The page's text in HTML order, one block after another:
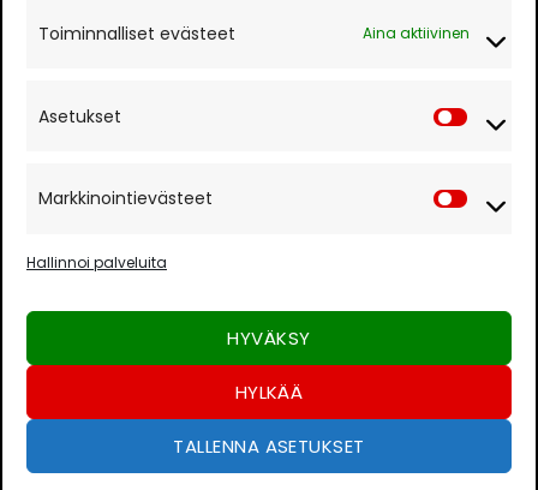
Toiminnalliset evästeet Aina aktiivinen
Asetukset
Markkinointievästeet
Hallinnoi palveluita
HYVÄKSY
HYLKÄÄ
TALLENNA ASETUKSET
Auki ma-to 10.30-18.00 ja pe 10.30-17.00 tai
Evästekäytäntö
HYVÄKSYN
Visa MasterCard